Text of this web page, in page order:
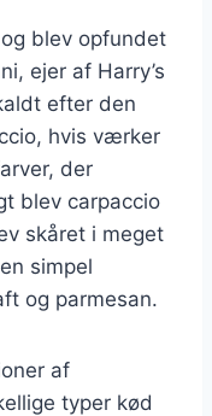
blev opfundet
ejer af Harry’s
efter den
hvis værker
der
blev carpaccio
skåret i meget
simpel
og parmesan.
af
typer kød